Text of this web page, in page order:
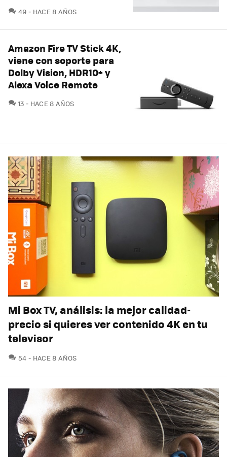
49 COMENTARIOS
HACE 8 AÑOS
Amazon Fire TV Stick 4K,
viene con soporte para
Dolby Vision, HDR10+ y
Alexa Voice Remote
13 COMENTARIOS
HACE 8 AÑOS
Mi Box TV, análisis: la mejor calidad-
precio si quieres ver contenido 4K en tu
televisor
54 COMENTARIOS
HACE 8 AÑOS